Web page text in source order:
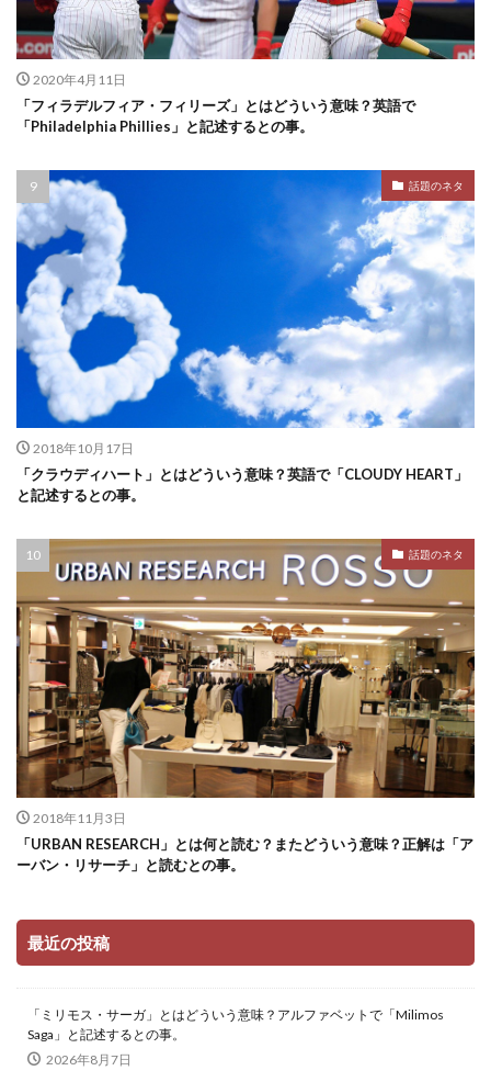
2020年4月11日
「フィラデルフィア・フィリーズ」とはどういう意味？英語で
「Philadelphia Phillies」と記述するとの事。
話題のネタ
2018年10月17日
「クラウディハート」とはどういう意味？英語で「CLOUDY HEART」
と記述するとの事。
話題のネタ
2018年11月3日
「URBAN RESEARCH」とは何と読む？またどういう意味？正解は「ア
ーバン・リサーチ」と読むとの事。
最近の投稿
「ミリモス・サーガ」とはどういう意味？アルファベットで「Milimos
Saga」と記述するとの事。
2026年8月7日